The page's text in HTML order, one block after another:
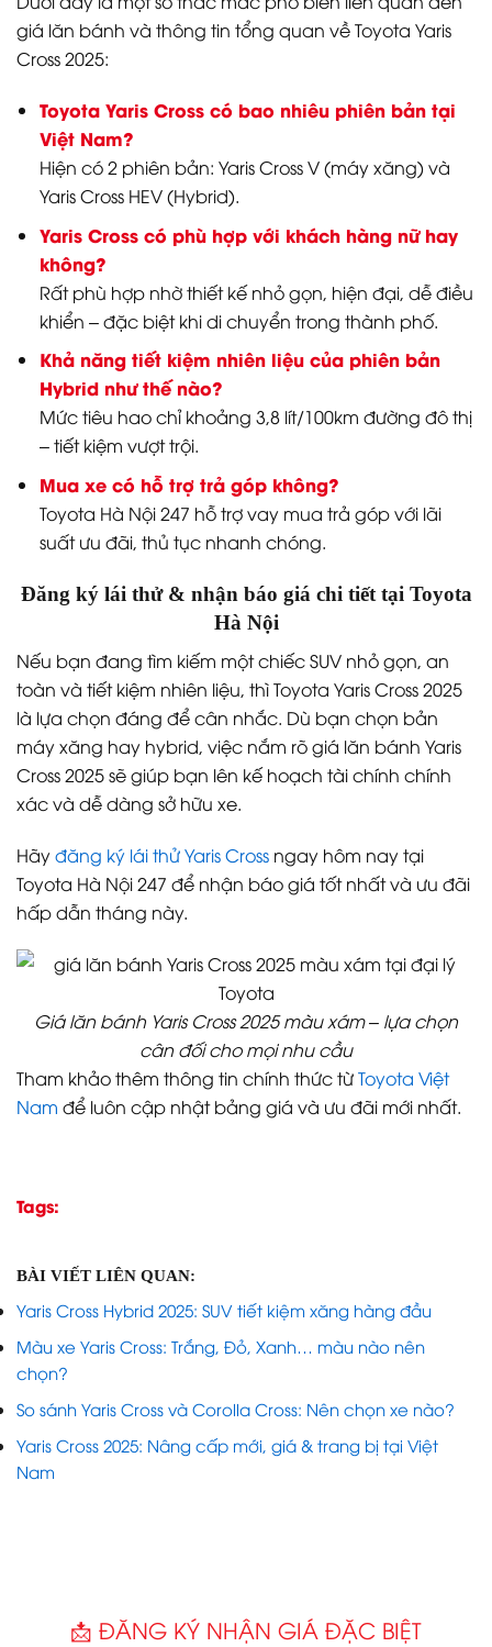
giá lăn bánh và thông tin tổng quan về Toyota Yaris
Cross 2025:
Toyota Yaris Cross có bao nhiêu phiên bản tại
Việt Nam?
Hiện có 2 phiên bản: Yaris Cross V (máy xăng) và
Yaris Cross HEV (Hybrid).
Yaris Cross có phù hợp với khách hàng nữ hay
không?
Rất phù hợp nhờ thiết kế nhỏ gọn, hiện đại, dễ điều
khiển – đặc biệt khi di chuyển trong thành phố.
Khả năng tiết kiệm nhiên liệu của phiên bản
Hybrid như thế nào?
Mức tiêu hao chỉ khoảng 3,8 lít/100km đường đô thị
– tiết kiệm vượt trội.
Mua xe có hỗ trợ trả góp không?
Toyota Hà Nội 247 hỗ trợ vay mua trả góp với lãi
suất ưu đãi, thủ tục nhanh chóng.
Đăng ký lái thử & nhận báo giá chi tiết tại Toyota
Hà Nội
Nếu bạn đang tìm kiếm một chiếc SUV nhỏ gọn, an
toàn và tiết kiệm nhiên liệu, thì Toyota Yaris Cross 2025
là lựa chọn đáng để cân nhắc. Dù bạn chọn bản
máy xăng hay hybrid, việc nắm rõ giá lăn bánh Yaris
Cross 2025 sẽ giúp bạn lên kế hoạch tài chính chính
xác và dễ dàng sở hữu xe.
Hãyđăng ký lái thử Yaris Cross ngay hôm nay tại
Toyota Hà Nội 247 để nhận báo giá tốt nhất và ưu đãi
hấp dẫn tháng này.
Giá lăn bánh Yaris Cross 2025 màu xám – lựa chọn
cân đối cho mọi nhu cầu
Tham khảo thêm thông tin chính thức từToyota Việt
Nam để luôn cập nhật bảng giá và ưu đãi mới nhất.
Tags:
BÀI VIẾT LIÊN QUAN:
Yaris Cross Hybrid 2025: SUV tiết kiệm xăng hàng đầu
Màu xe Yaris Cross: Trắng, Đỏ, Xanh… màu nào nên
chọn?
So sánh Yaris Cross và Corolla Cross: Nên chọn xe nào?
Yaris Cross 2025: Nâng cấp mới, giá & trang bị tại Việt
Nam
📩 ĐĂNG KÝ NHẬN GIÁ ĐẶC BIỆT